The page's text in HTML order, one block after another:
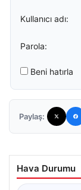
Kullanıcı adı:
Parola:
Beni hatırla
Paylaş:
Hava Durumu